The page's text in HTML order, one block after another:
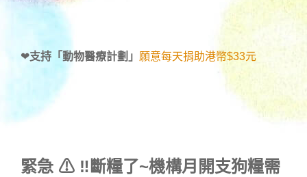
❤支持「動物醫療計劃」 願意每天捐助港幣$33元
緊急 ⚠ ‼斷糧了~機構月開支狗糧需